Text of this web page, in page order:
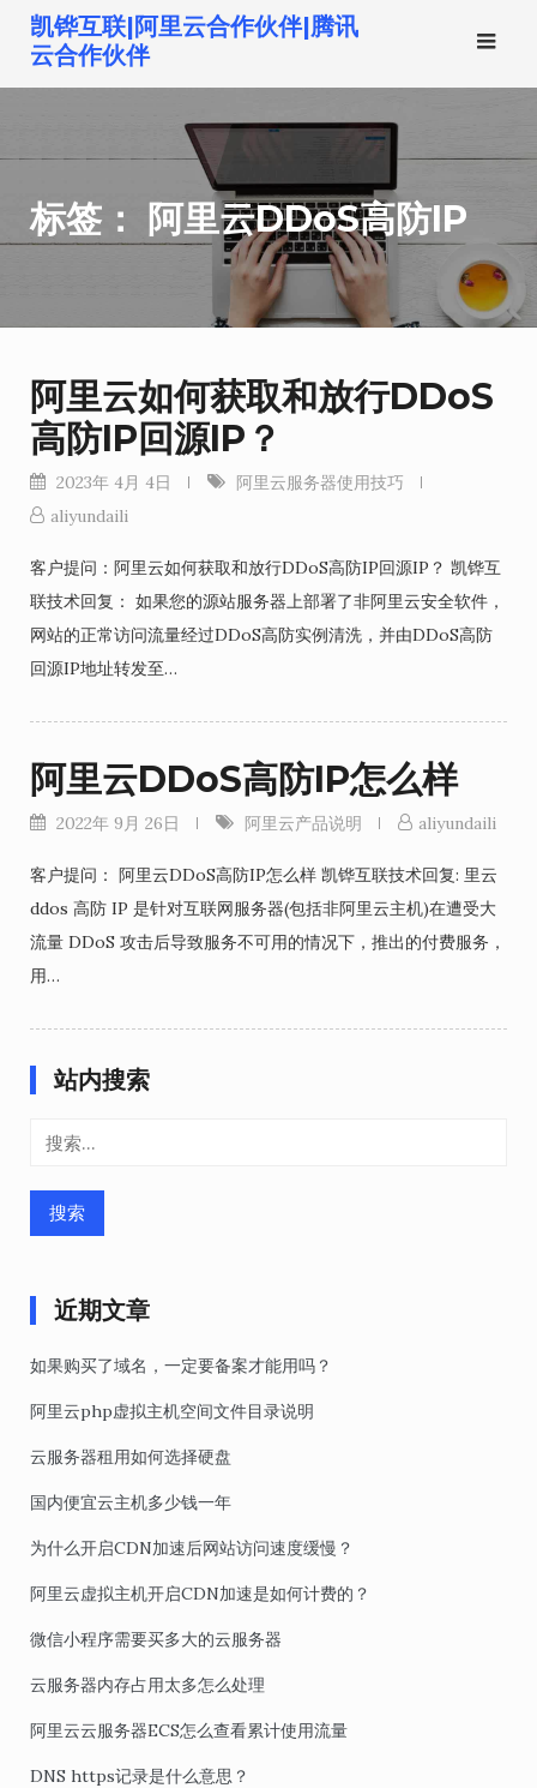
到
凯铧互联|阿里云合作伙伴|腾讯
云合作伙伴
标签： 阿里云DDoS高防IP
阿里云如何获取和放行DDoS
高防IP回源IP？
2023年 4月 4日
阿里云服务器使用技巧
aliyundaili
客户提问：阿里云如何获取和放行DDoS高防IP回源IP？ 凯铧互
联技术回复： 如果您的源站服务器上部署了非阿里云安全软件，
网站的正常访问流量经过DDoS高防实例清洗，并由DDoS高防
回源IP地址转发至…
阿里云DDoS高防IP怎么样
2022年 9月 26日 阿里云产品说明 aliyundaili
客户提问： 阿里云DDoS高防IP怎么样 凯铧互联技术回复: 里云
ddos 高防 IP 是针对互联网服务器(包括非阿里云主机)在遭受大
流量 DDoS 攻击后导致服务不可用的情况下，推出的付费服务，
用…
站内搜索
近期文章
如果购买了域名，一定要备案才能用吗？
阿里云php虚拟主机空间文件目录说明
云服务器租用如何选择硬盘
国内便宜云主机多少钱一年
为什么开启CDN加速后网站访问速度缓慢？
阿里云虚拟主机开启CDN加速是如何计费的？
微信小程序需要买多大的云服务器
云服务器内存占用太多怎么处理
阿里云云服务器ECS怎么查看累计使用流量
DNS https记录是什么意思？